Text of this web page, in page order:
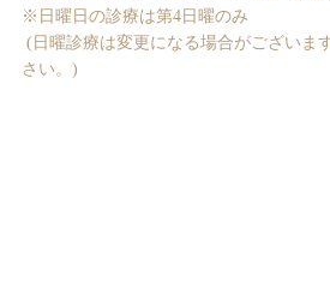
※日曜日の診療は第4日曜のみ
(日曜診療は変更になる場合がございま
さい。)